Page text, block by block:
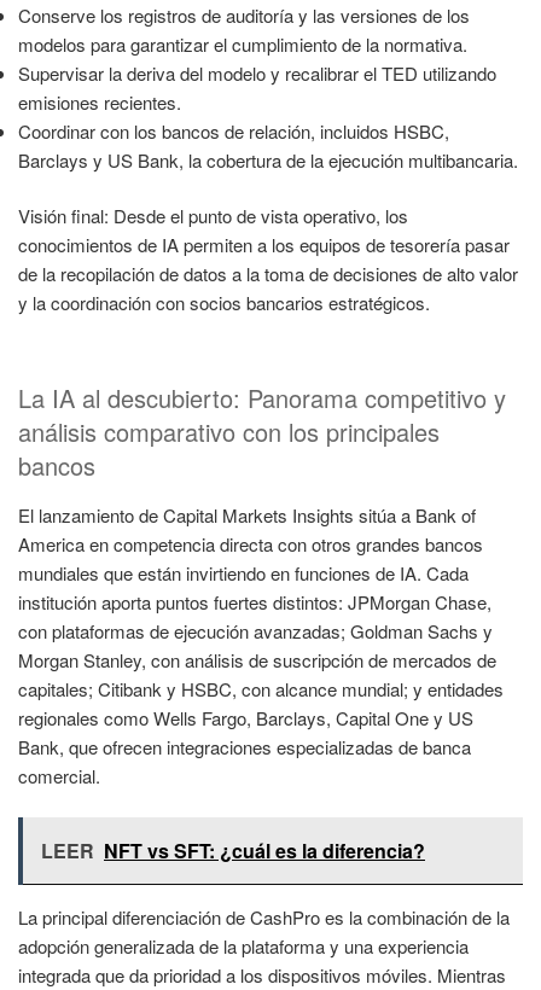
Conserve los registros de auditoría y las versiones de los
modelos para garantizar el cumplimiento de la normativa.
Supervisar la deriva del modelo y recalibrar el TED utilizando
emisiones recientes.
Coordinar con los bancos de relación, incluidos HSBC,
Barclays y US Bank, la cobertura de la ejecución multibancaria.
Visión final: Desde el punto de vista operativo, los
conocimientos de IA permiten a los equipos de tesorería pasar
de la recopilación de datos a la toma de decisiones de alto valor
y la coordinación con socios bancarios estratégicos.
La IA al descubierto: Panorama competitivo y
análisis comparativo con los principales
bancos
El lanzamiento de Capital Markets Insights sitúa a Bank of
America en competencia directa con otros grandes bancos
mundiales que están invirtiendo en funciones de IA. Cada
institución aporta puntos fuertes distintos: JPMorgan Chase,
con plataformas de ejecución avanzadas; Goldman Sachs y
Morgan Stanley, con análisis de suscripción de mercados de
capitales; Citibank y HSBC, con alcance mundial; y entidades
regionales como Wells Fargo, Barclays, Capital One y US
Bank, que ofrecen integraciones especializadas de banca
comercial.
LEER NFT vs SFT: ¿cuál es la diferencia?
La principal diferenciación de CashPro es la combinación de la
adopción generalizada de la plataforma y una experiencia
integrada que da prioridad a los dispositivos móviles. Mientras